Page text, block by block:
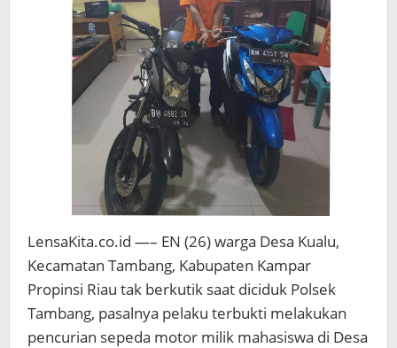
LensaKita.co.id —– EN (26) warga Desa Kualu,
Kecamatan Tambang, Kabupaten Kampar
Propinsi Riau tak berkutik saat diciduk Polsek
Tambang, pasalnya pelaku terbukti melakukan
pencurian sepeda motor milik mahasiswa di Desa